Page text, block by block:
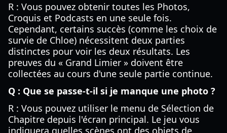
R : Vous pouvez obtenir toutes les Photos,
Croquis et Podcasts en une seule fois.
Cependant, certains succès (comme les choix de
survie de Chloe) nécessitent deux parties
distinctes pour voir les deux résultats. Les
preuves du « Grand Limier » doivent être
collectées au cours d'une seule partie continue.
Q : Que se passe-t-il si je manque une photo ?
R : Vous pouvez utiliser le menu de Sélection de
Chapitre depuis l'écran principal. Le jeu vous
indiquera quelles scènes ont des objets de